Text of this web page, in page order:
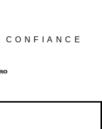
CONFIANCE